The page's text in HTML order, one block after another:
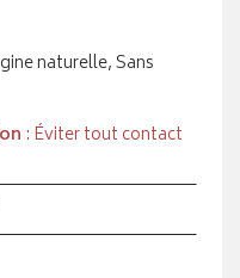
naturelle, Sans
: Éviter tout contact